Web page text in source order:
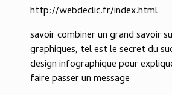
http://webdeclic.fr/index.html
savoir combiner un grand savoir
graphiques, tel est le secret du
design infographique pour
faire passer un message